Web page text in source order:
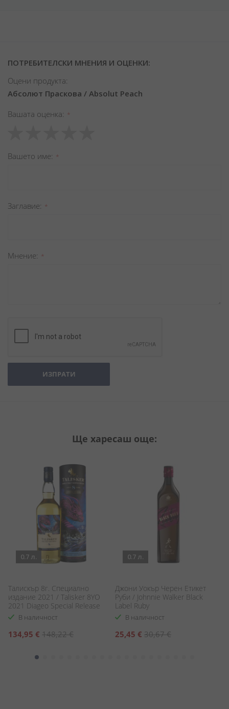
ПОТРЕБИТЕЛСКИ МНЕНИЯ И ОЦЕНКИ:
Оцени продукта:
Абсолют Праскова / Absolut Peach
Вашата оценка
star
stars
stars
stars
stars
Вашето име
Заглавиe
Мнение
ИЗПРАТИ
Ще харесаш още:
0.7 л.
Талискър 8г. Специално
издание 2021 / Talisker 8YO
2021 Diageo Special Release
В наличност
Специална
134,95 € 148,22 €
0.7 л.
Джони Уокър Черен Етикет
Руби / Johnnie Walker Black
Label Ruby
В наличност
Специална
25,45 € 30,67 €